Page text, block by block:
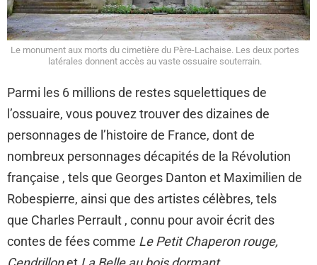
Le monument aux morts du cimetière du Père-Lachaise. Les deux portes
latérales donnent accès au vaste ossuaire souterrain.
Parmi les 6 millions de restes squelettiques de
l’ossuaire, vous pouvez trouver des dizaines de
personnages de l’histoire de France, dont de
nombreux personnages décapités de la Révolution
française , tels que Georges Danton et Maximilien de
Robespierre, ainsi que des artistes célèbres, tels
que Charles Perrault , connu pour avoir écrit des
contes de fées comme Le Petit Chaperon rouge,